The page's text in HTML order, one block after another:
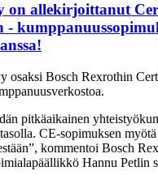
on allekirjoittanut
-
Bosch Rexrothin
pitkäaikainen
CE-sopimuksen
kommentoi Bosch
Hannu Petlin